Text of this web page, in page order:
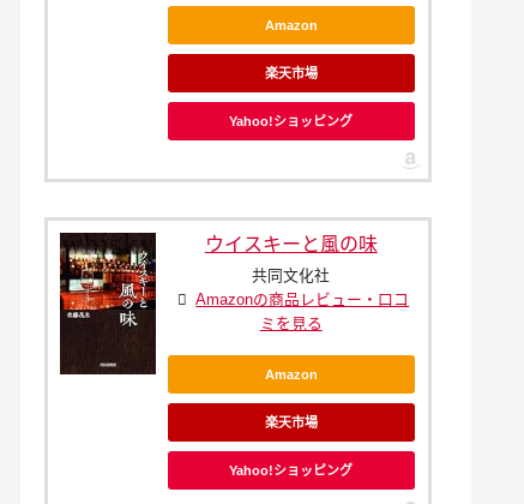
Amazon
楽天市場
Yahoo!ショッピング
ウイスキーと風の味
共同文化社
Amazonの商品レビュー・口コ
ミを見る
Amazon
楽天市場
Yahoo!ショッピング